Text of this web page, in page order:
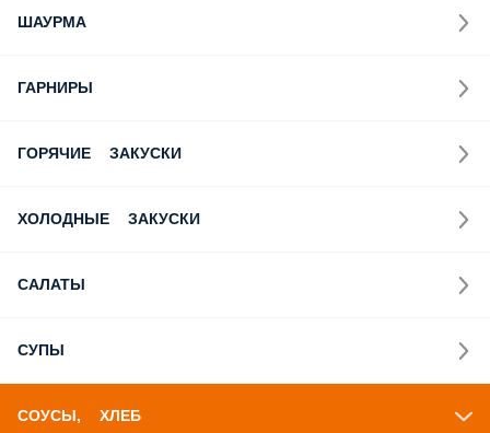
ШАУРМА
ГАРНИРЫ
ГОРЯЧИЕ ЗАКУСКИ
ХОЛОДНЫЕ ЗАКУСКИ
САЛАТЫ
СУПЫ
СОУСЫ, ХЛЕБ